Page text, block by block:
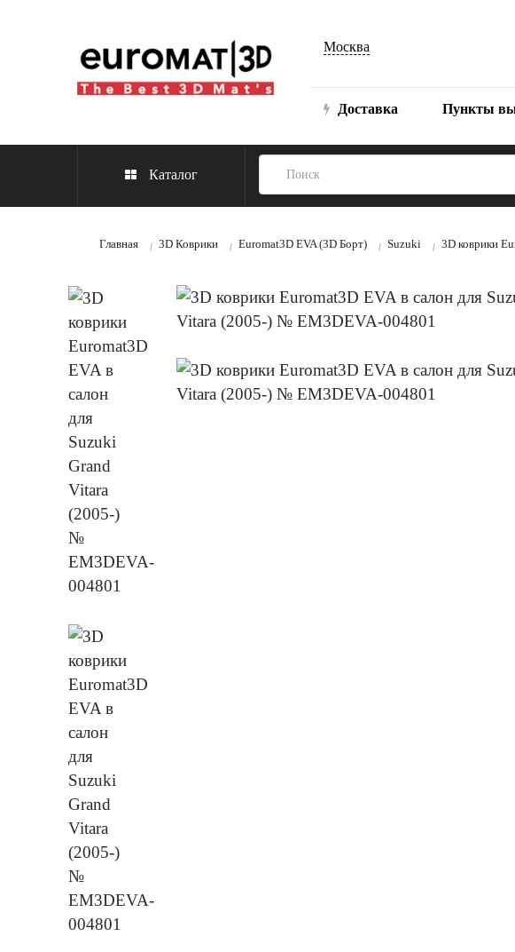
Москва
Доставка Пункты
Каталог
Главная 3D Коврики Euromat3D EVA (3D Борт) Suzuki 3D коврики